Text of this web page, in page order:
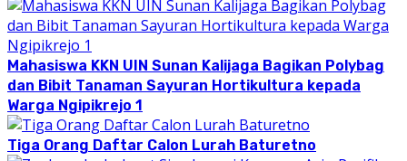
Mahasiswa KKN UIN Sunan Kalijaga Bagikan Polybag
dan Bibit Tanaman Sayuran Hortikultura kepada
Warga Ngipikrejo 1
Tiga Orang Daftar Calon Lurah Baturetno